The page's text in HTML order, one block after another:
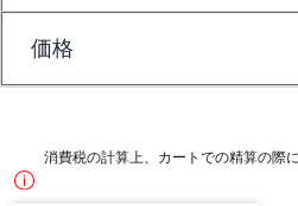
価格
消費税の計算上、カートでの精算の際